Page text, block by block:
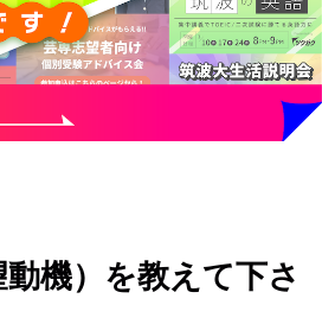
機）を教えて下さ